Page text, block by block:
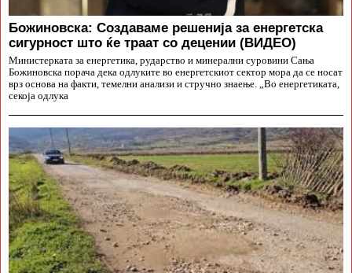
Божиновска: Создаваме решенија за енергетска
сигурност што ќе траат со децении (ВИДЕО)
Министерката за енергетика, рударство и минерални суровини Сања
Божиновска порача дека одлуките во енергетскиот сектор мора да се носат
врз основа на факти, темелни анализи и стручно знаење. „Во енергетиката,
секоја одлука